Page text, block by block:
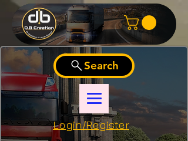
Login/Register
Search